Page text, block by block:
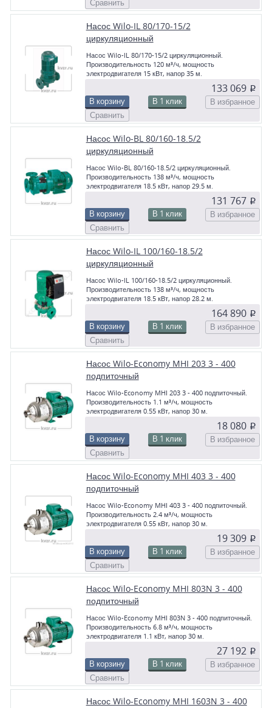
Сравнить
Насос Wilo-IL 80/170-15/2
циркуляционный
Насос Wilo-IL 80/170-15/2 циркуляционный.
Производительность 120 м³/ч, мощность
электродвигателя 15 кВт, напор 35 м.
133 069 p
В корзину В 1 клик
В избранное
Сравнить
Насос Wilo-BL 80/160-18.5/2
циркуляционный
Насос Wilo-BL 80/160-18.5/2 циркуляционный.
Производительность 138 м³/ч, мощность
электродвигателя 18.5 кВт, напор 29.5 м.
131 767 p
В корзину В 1 клик
В избранное
Сравнить
Насос Wilo-IL 100/160-18.5/2
циркуляционный
Насос Wilo-IL 100/160-18.5/2 циркуляционный.
Производительность 138 м³/ч, мощность
электродвигателя 18.5 кВт, напор 28.2 м.
164 890 p
В корзину В 1 клик
В избранное
Сравнить
Насос Wilo-Economy MHI 203 3 - 400
подпиточный
Насос Wilo-Economy MHI 203 3 - 400 подпиточный.
Производительность 1.1 м³/ч, мощность
электродвигателя 0.55 кВт, напор 30 м.
18 080 p
В корзину В 1 клик
В избранное
Сравнить
Насос Wilo-Economy MHI 403 3 - 400
подпиточный
Насос Wilo-Economy MHI 403 3 - 400 подпиточный.
Производительность 2.4 м³/ч, мощность
электродвигателя 0.55 кВт, напор 30 м.
19 309 p
В корзину В 1 клик
В избранное
Сравнить
Насос Wilo-Economy MHI 803N 3 - 400
подпиточный
Насос Wilo-Economy MHI 803N 3 - 400 подпиточный.
Производительность 6.8 м³/ч, мощность
электродвигателя 1.1 кВт, напор 30 м.
27 192 p
В корзину В 1 клик
В избранное
Сравнить
Насос Wilo-Economy MHI 1603N 3 - 400